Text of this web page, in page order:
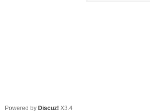
Powered by Discuz! X3.4